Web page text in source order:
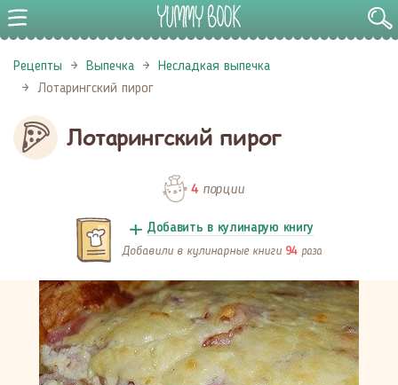
Рецепты Выпечка
Несладкая выпечка
Лотарингский пирог
Лотарингский пирог
4порции
Добавить в кулинарую книгу
Добавили в кулинарные книги 94 раза